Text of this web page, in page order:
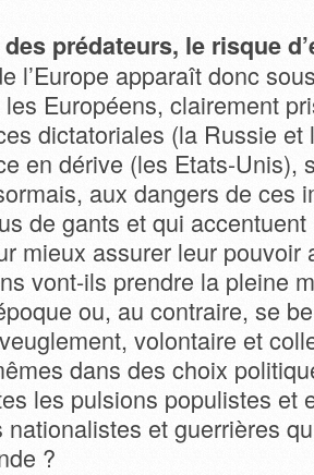
prédateurs, le risque
l’Europe apparaît donc
Européens, clairement
dictatoriales (la Russie et
en dérive (les Etats-Unis),
aux dangers de ces
de gants et qui
mieux assurer leur pouvoir
vont-ils prendre la pleine
ou, au contraire, se
volontaire et
dans des choix
les pulsions populistes et
nationalistes et guerrières
?